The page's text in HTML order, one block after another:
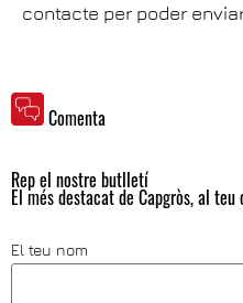
contacte per poder
Comenta
Rep el nostre butlletí
El més destacat de Capgròs, al
El teu nom